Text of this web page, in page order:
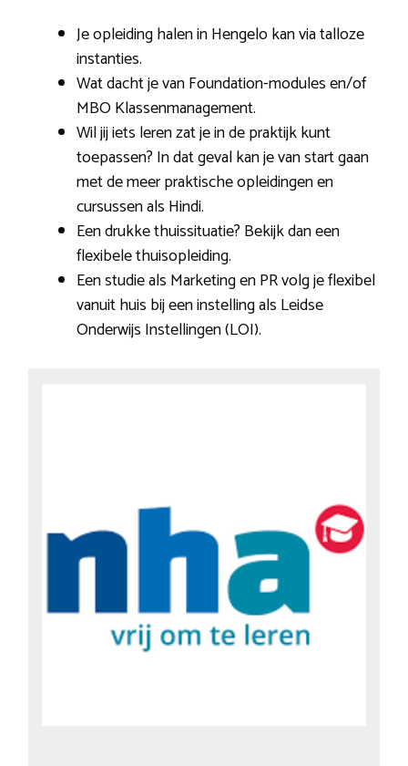
Je opleiding halen in Hengelo kan via talloze
instanties.
Wat dacht je van Foundation-modules en/of
MBO Klassenmanagement.
Wil jij iets leren zat je in de praktijk kunt
toepassen? In dat geval kan je van start gaan
met de meer praktische opleidingen en
cursussen als Hindi.
Een drukke thuissituatie? Bekijk dan een
flexibele thuisopleiding.
Een studie als Marketing en PR volg je flexibel
vanuit huis bij een instelling als Leidse
Onderwijs Instellingen (LOI).